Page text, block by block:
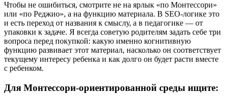
Чтобы не ошибиться, смотрите не на ярлык «по Монтессори»
или «по Реджио», а на функцию материала. В SEO-логике это
и есть переход от названия к смыслу, а в педагогике — от
упаковки к задаче. Я всегда советую родителям задать себе три
вопроса перед покупкой: какую именно когнитивную
функцию развивает этот материал, насколько он соответствует
текущему интересу ребенка и как долго он будет расти вместе
с ребенком.
Для Монтессори-ориентированной среды ищите: